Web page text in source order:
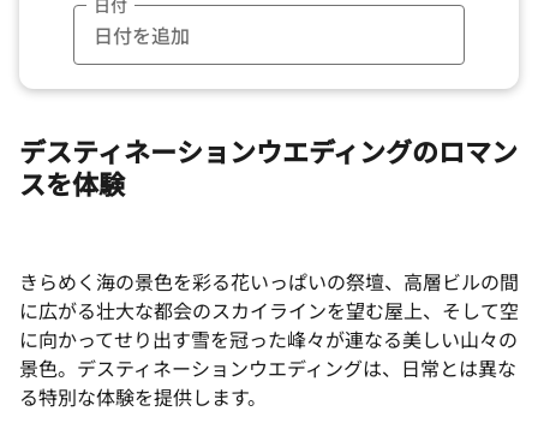
日付
デスティネーションウエディングのロマン
スを体験
きらめく海の景色を彩る花いっぱいの祭壇、高層ビルの間
に広がる壮大な都会のスカイラインを望む屋上、そして空
に向かってせり出す雪を冠った峰々が連なる美しい山々の
景色。デスティネーションウエディングは、日常とは異な
る特別な体験を提供します。